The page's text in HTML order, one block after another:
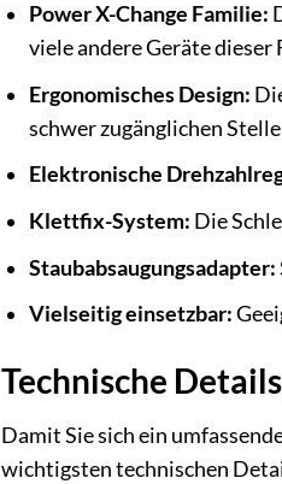
Power X-Change Familie:
viele andere Geräte
Ergonomisches Design:
schwer zugänglichen
Elektronische
Klettfix-System: Die
Staubabsaugungsadapter:
Vielseitig einsetzbar:
Technische
Damit Sie sich ein
wichtigsten technischen